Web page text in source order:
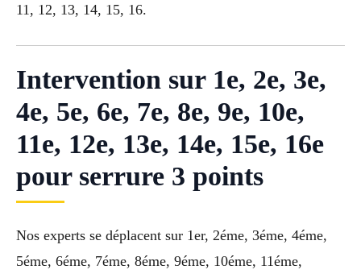
11, 12, 13, 14, 15, 16.
Intervention sur 1e, 2e, 3e,
4e, 5e, 6e, 7e, 8e, 9e, 10e,
11e, 12e, 13e, 14e, 15e, 16e
pour serrure 3 points
Nos experts se déplacent sur 1er, 2éme, 3éme, 4éme,
5éme, 6éme, 7éme, 8éme, 9éme, 10éme, 11éme,